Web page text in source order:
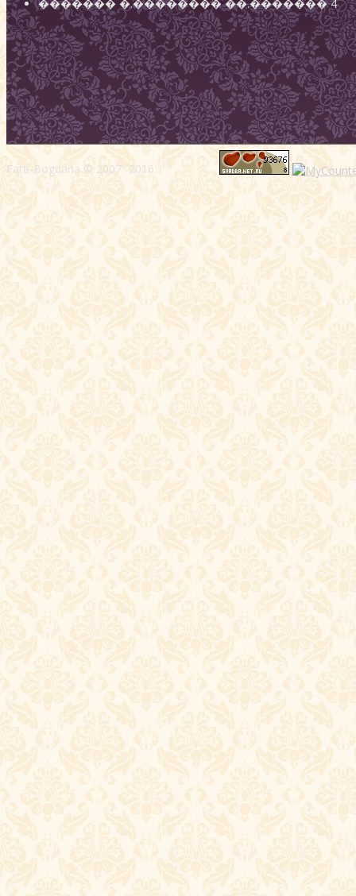
��������.����������.������� 4
Fata-Bogdana © 2007 -2016.